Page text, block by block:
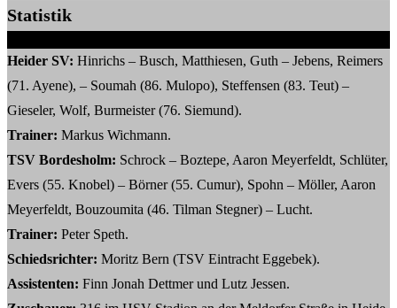
Statistik
Heider SV: Hinrichs – Busch, Matthiesen, Guth – Jebens, Reimers
(71. Ayene), – Soumah (86. Mulopo), Steffensen (83. Teut) –
Gieseler, Wolf, Burmeister (76. Siemund).
Trainer: Markus Wichmann.
TSV Bordesholm: Schrock – Boztepe, Aaron Meyerfeldt, Schlüter,
Evers (55. Knobel) – Börner (55. Cumur), Spohn – Möller, Aaron
Meyerfeldt, Bouzoumita (46. Tilman Stegner) – Lucht.
Trainer: Peter Speth.
Schiedsrichter: Moritz Bern (TSV Eintracht Eggebek).
Assistenten: Finn Jonah Dettmer und Lutz Jessen.